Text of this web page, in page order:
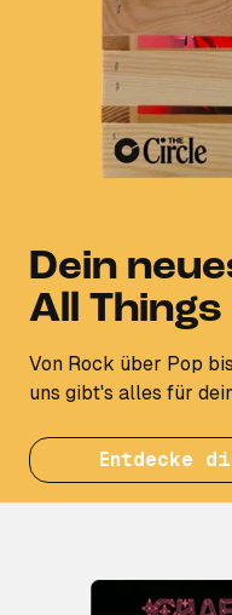
Dein
All
Von Rock über Pop
uns gibt's alles für
Entdecke